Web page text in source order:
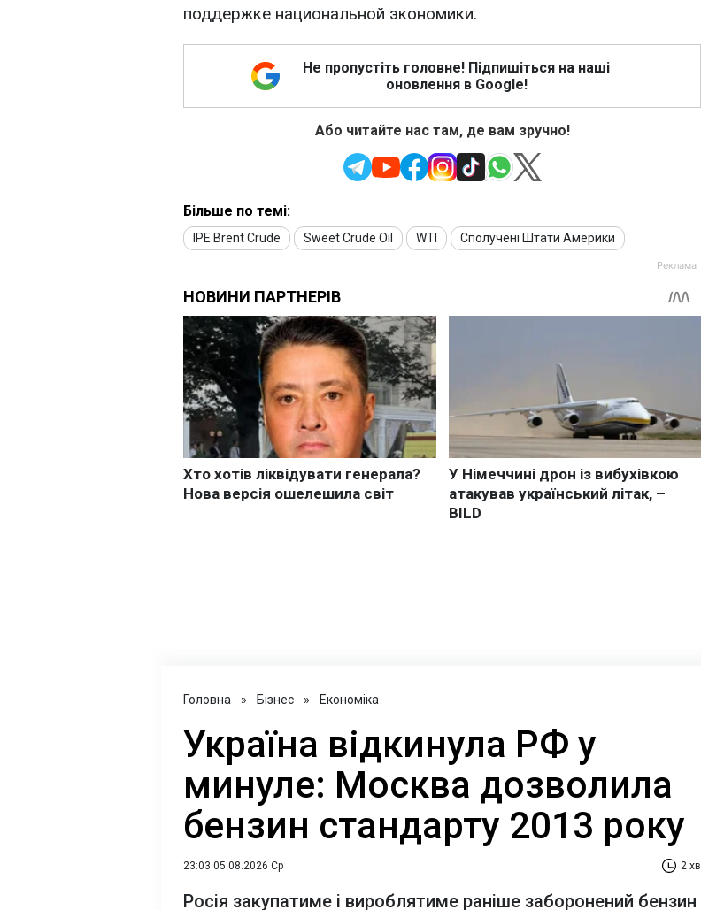
поддержке национальной экономики.
Не пропустіть головне! Підпишіться на наші
оновлення в Google!
Або читайте нас там, де вам зручно!
Більше по темі:
IPE Brent Crude Sweet Crude Oil WTI Сполучені Штати Америки
Головна » Бізнес » Економіка
Україна відкинула РФ у
минуле: Москва дозволила
бензин стандарту 2013 року
23:03 05.08.2026 Ср 2 хв
Росія закупатиме і вироблятиме раніше заборонений бензин